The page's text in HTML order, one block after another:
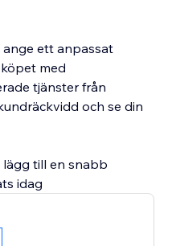
ett anpassat
med
tjänster från
och se din
till en snabb
idag